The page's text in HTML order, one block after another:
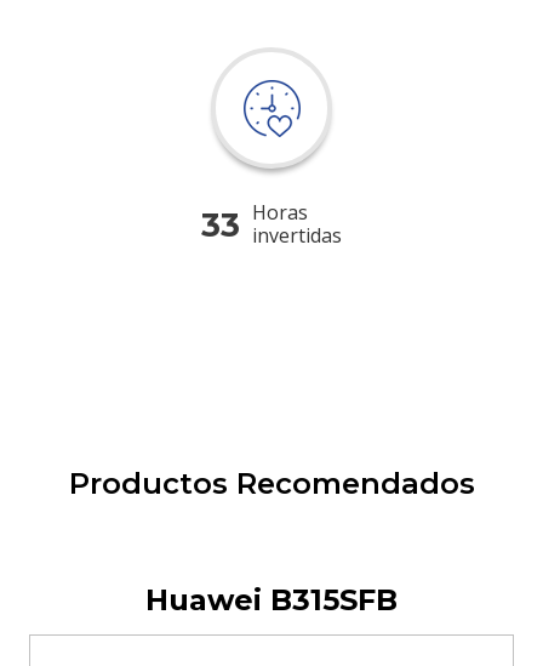
33 Horas
invertidas
Productos Recomendados
Huawei B315SFB